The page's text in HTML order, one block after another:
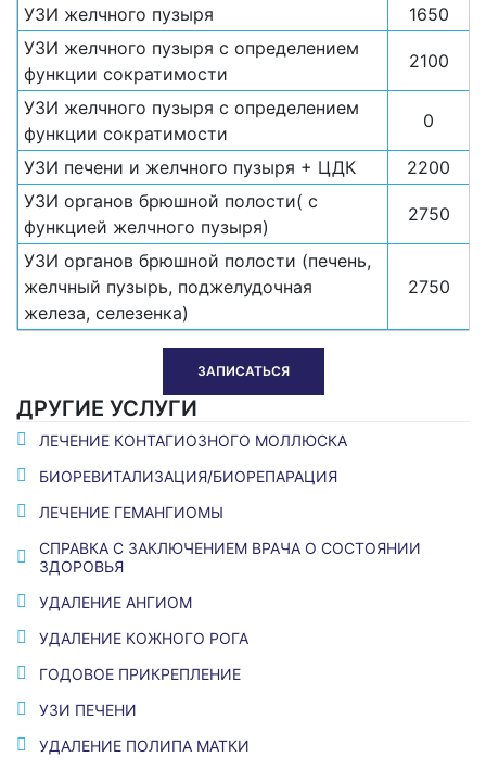
УЗИ желчного пузыря
1650
УЗИ желчного пузыря с определением
функции сократимости
2100
УЗИ желчного пузыря с определением
функции сократимости
0
УЗИ печени и желчного пузыря + ЦДК
2200
УЗИ органов брюшной полости( с
функцией желчного пузыря)
2750
УЗИ органов брюшной полости (печень,
желчный пузырь, поджелудочная
железа, селезенка)
2750
ЗАПИСАТЬСЯ
ДРУГИЕ УСЛУГИ
ЛЕЧЕНИЕ КОНТАГИОЗНОГО МОЛЛЮСКА
БИОРЕВИТАЛИЗАЦИЯ/БИОРЕПАРАЦИЯ
ЛЕЧЕНИЕ ГЕМАНГИОМЫ
СПРАВКА С ЗАКЛЮЧЕНИЕМ ВРАЧА О СОСТОЯНИИ
ЗДОРОВЬЯ
УДАЛЕНИЕ АНГИОМ
УДАЛЕНИЕ КОЖНОГО РОГА
ГОДОВОЕ ПРИКРЕПЛЕНИЕ
УЗИ ПЕЧЕНИ
УДАЛЕНИЕ ПОЛИПА МАТКИ